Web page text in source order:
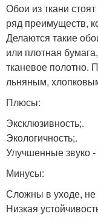
Обои из ткани
ряд преимуществ,
Делаются такие
или плотная
тканевое полотно.
льняным,
Плюсы:
Эксклюзивность;.
Экологичность;.
Улучшенные звуко
Минусы:
Сложны в уходе, не
Низкая